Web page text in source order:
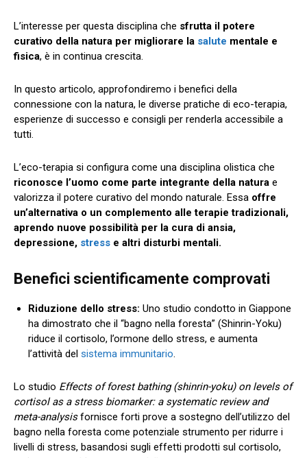
L’interesse per questa disciplina che sfrutta il potere
curativo della natura per migliorare la salute mentale e
fisica, è in continua crescita.
In questo articolo, approfondiremo i benefici della
connessione con la natura, le diverse pratiche di eco-terapia,
esperienze di successo e consigli per renderla accessibile a
tutti.
L’eco-terapia si configura come una disciplina olistica che
riconosce l’uomo come parte integrante della natura e
valorizza il potere curativo del mondo naturale. Essa offre
un’alternativa o un complemento alle terapie tradizionali,
aprendo nuove possibilità per la cura di ansia,
depressione, stress e altri disturbi mentali.
Benefici scientificamente comprovati
Riduzione dello stress: Uno studio condotto in Giappone
ha dimostrato che il “bagno nella foresta” (Shinrin-Yoku)
riduce il cortisolo, l’ormone dello stress, e aumenta
l’attività del sistema immunitario.
Lo studio Effects of forest bathing (shinrin-yoku) on levels of
cortisol as a stress biomarker: a systematic review and
meta-analysisfornisce forti prove a sostegno dell’utilizzo del
bagno nella foresta come potenziale strumento per ridurre i
livelli di stress, basandosi sugli effetti prodotti sul cortisolo,